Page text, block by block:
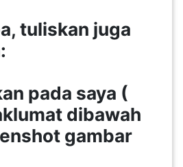
tuliskan juga
pada saya (
dibawah
gambar